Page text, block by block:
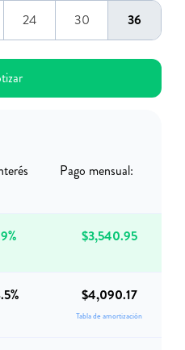
24 30 36
Pago mensual:
$3,540.95
$4,090.17
Tabla de amortización